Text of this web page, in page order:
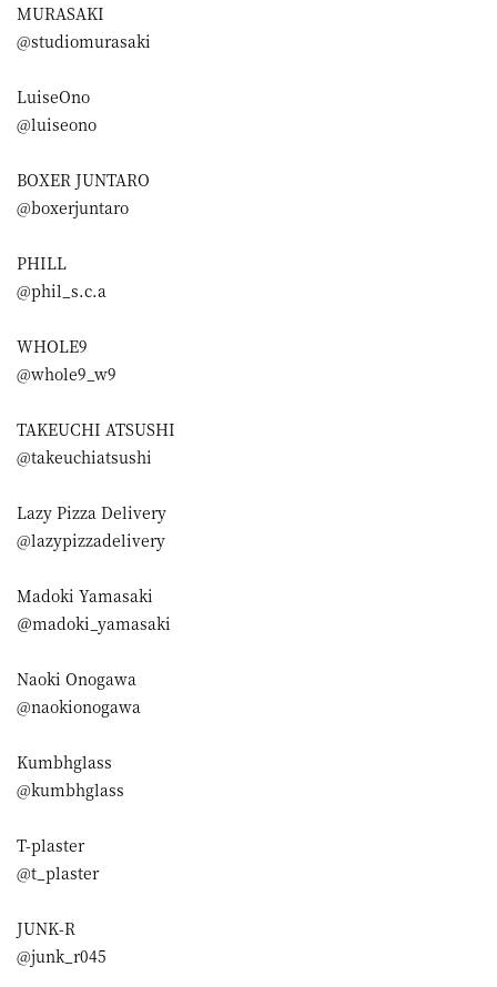
MURASAKI
@studiomurasaki
LuiseOno
@luiseono
BOXER JUNTARO
@boxerjuntaro
PHILL
@phil_s.c.a
WHOLE9
@whole9_w9
TAKEUCHI ATSUSHI
@takeuchiatsushi
Lazy Pizza Delivery
@lazypizzadelivery
Madoki Yamasaki
＠madoki_yamasaki
Naoki Onogawa
@naokionogawa
Kumbhglass
@kumbhglass
T-plaster
@t_plaster
JUNK-R
@junk_r045